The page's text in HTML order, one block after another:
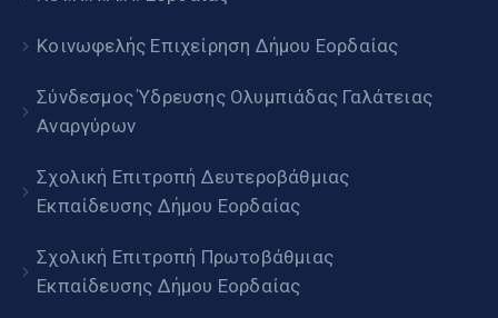
Κοινωφελής Επιχείρηση Δήμου Εορδαίας
Σύνδεσμος Ύδρευσης Ολυμπιάδας Γαλάτειας
Αναργύρων
Σχολική Επιτροπή Δευτεροβάθμιας
Εκπαίδευσης Δήμου Εορδαίας
Σχολική Επιτροπή Πρωτοβάθμιας
Εκπαίδευσης Δήμου Εορδαίας